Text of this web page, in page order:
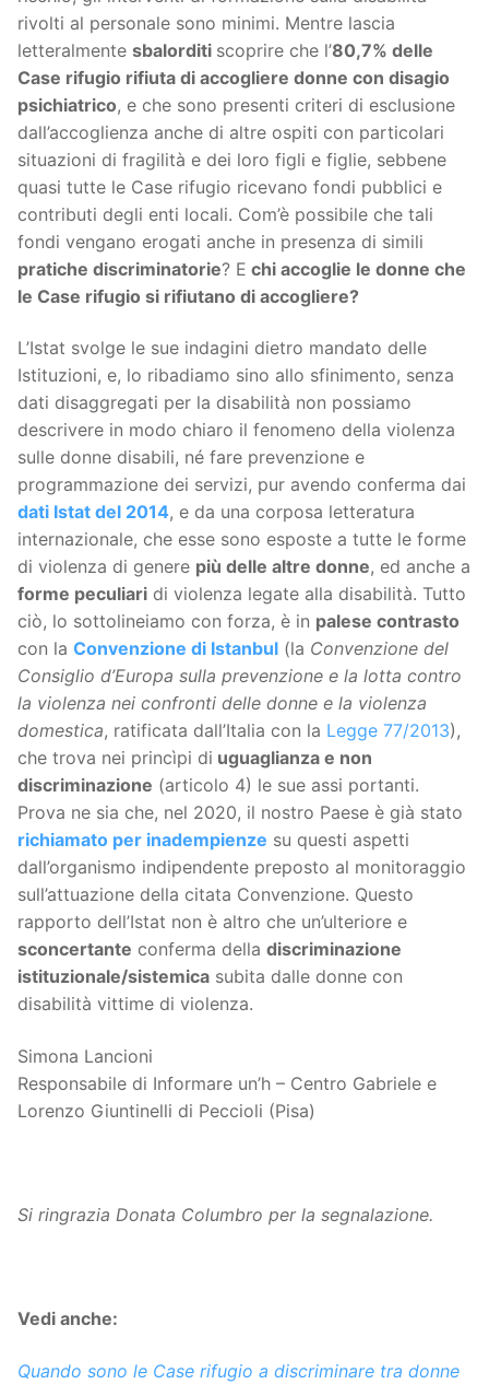
rivolti al personale sono minimi. Mentre lascia
letteralmente sbalorditi scoprire che l’80,7% delle
Case rifugio rifiuta di accogliere donne con disagio
psichiatrico, e che sono presenti criteri di esclusione
dall’accoglienza anche di altre ospiti con particolari
situazioni di fragilità e dei loro figli e figlie, sebbene
quasi tutte le Case rifugio ricevano fondi pubblici e
contributi degli enti locali. Com’è possibile che tali
fondi vengano erogati anche in presenza di simili
pratiche discriminatorie? E chi accoglie le donne che
le Case rifugio si rifiutano di accogliere?
L’Istat svolge le sue indagini dietro mandato delle
Istituzioni, e, lo ribadiamo sino allo sfinimento, senza
dati disaggregati per la disabilità non possiamo
descrivere in modo chiaro il fenomeno della violenza
sulle donne disabili, né fare prevenzione e
programmazione dei servizi, pur avendo conferma dai
dati Istat del 2014, e da una corposa letteratura
internazionale, che esse sono esposte a tutte le forme
di violenza di genere più delle altre donne, ed anche a
forme peculiari di violenza legate alla disabilità. Tutto
ciò, lo sottolineiamo con forza, è in palese contrasto
con la Convenzione di Istanbul (la Convenzione del
Consiglio d’Europa sulla prevenzione e la lotta contro
la violenza nei confronti delle donne e la violenza
domestica, ratificata dall’Italia con la Legge 77/2013),
che trova nei princìpi di uguaglianza e non
discriminazione (articolo 4) le sue assi portanti.
Prova ne sia che, nel 2020, il nostro Paese è già stato
richiamato per inadempienze su questi aspetti
dall’organismo indipendente preposto al monitoraggio
sull’attuazione della citata Convenzione. Questo
rapporto dell’Istat non è altro che un’ulteriore e
sconcertante conferma della discriminazione
istituzionale/sistemica subita dalle donne con
disabilità vittime di violenza.
Simona Lancioni
Responsabile di Informare un’h – Centro Gabriele e
Lorenzo Giuntinelli di Peccioli (Pisa)
Si ringrazia Donata Columbro per la segnalazione.
Vedi anche:
Quando sono le Case rifugio a discriminare tra donne